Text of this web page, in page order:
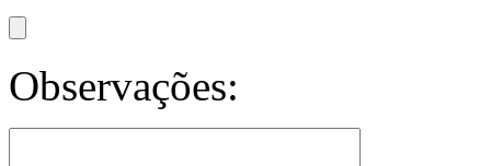
Observações: